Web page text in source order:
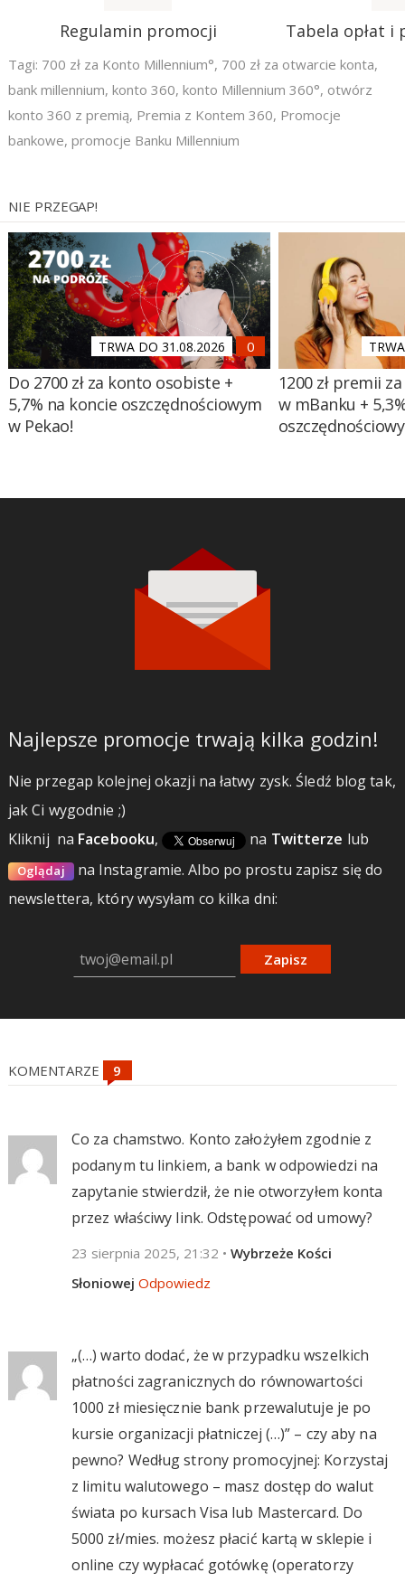
Regulamin promocji Tabela opłat i
Tagi: 700 zł za Konto Millennium°, 700 zł za otwarcie konta,
bank millennium, konto 360, konto Millennium 360°, otwórz
konto 360 z premią, Premia z Kontem 360, Promocje
bankowe, promocje Banku Millennium
NIE PRZEGAP!
TRWA DO 31.08.2026
Do 2700 zł za konto osobiste +
5,7% na koncie oszczędnościowym
w Pekao!
1200 zł premii
w mBanku +
Najlepsze promocje trwają kilka godzin!
Nie przegap kolejnej okazji na łatwy zysk. Śledź blog tak,
jak Ci wygodnie ;)
Kliknij na Facebooku, na Twitterze lub
Oglądaj na Instagramie.Albo po prostu zapisz się do
newslettera, który wysyłam co kilka dni:
Zapisz
KOMENTARZE
Co za chamstwo. Konto założyłem zgodnie z
podanym tu linkiem, a bank w odpowiedzi na
zapytanie stwierdził, że nie otworzyłem konta
przez właściwy link. Odstępować od umowy?
23 sierpnia 2025, 21:32 • Wybrzeże Kości
Słoniowej Odpowiedz
„(…) warto dodać, że w przypadku wszelkich
płatności zagranicznych do równowartości
1000 zł miesięcznie bank przewalutuje je po
kursie organizacji płatniczej (…)” – czy aby na
pewno? Według strony promocyjnej: Korzystaj
z limitu walutowego – masz dostęp do walut
świata po kursach Visa lub Mastercard. Do
5000 zł/mies. możesz płacić kartą w sklepie i
online czy wypłacać gotówkę (operatorzy